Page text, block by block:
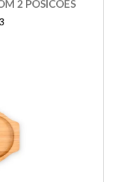
2 POSICOES